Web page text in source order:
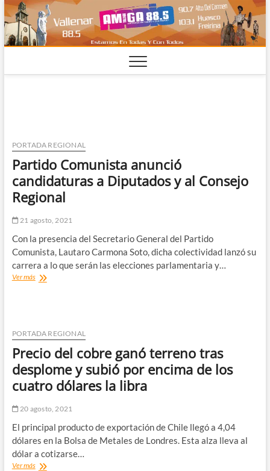
Saltar
al
contenido
PORTADA REGIONAL
Partido Comunista anunció
candidaturas a Diputados y al Consejo
Regional
21 agosto, 2021
Con la presencia del Secretario General del Partido
Comunista, Lautaro Carmona Soto, dicha colectividad lanzó su
carrera a lo que serán las elecciones parlamentaria y…
Ver másPartido
Diputados
y
al
Consejo
Regional
PORTADA REGIONAL
Precio del cobre ganó terreno tras
desplome y subió por encima de los
cuatro dólares la libra
20 agosto, 2021
El principal producto de exportación de Chile llegó a 4,04
dólares en la Bolsa de Metales de Londres. Esta alza lleva al
dólar a cotizarse…
Ver másPrecio